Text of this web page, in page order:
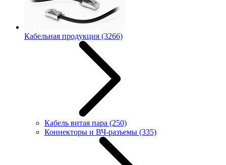
Кабельная продукция (3266)
Кабель витая пара (250)
Коннекторы и ВЧ-разъемы (335)